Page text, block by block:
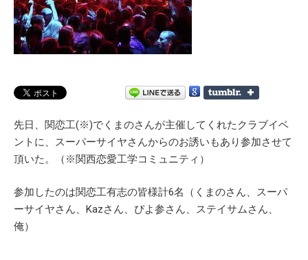
先日、関恋工(※)でくまのさんが主催してくれたクラブイベ
ントに、スーパーサイヤさんからのお誘いもあり参加させて
頂いた。（※関西恋愛工学コミュニティ）
参加したのは関恋工有志の皆様計6名（くまのさん、スーパ
ーサイヤさん、Kazさん、ぴよ参さん、ステイサムさん、
俺）